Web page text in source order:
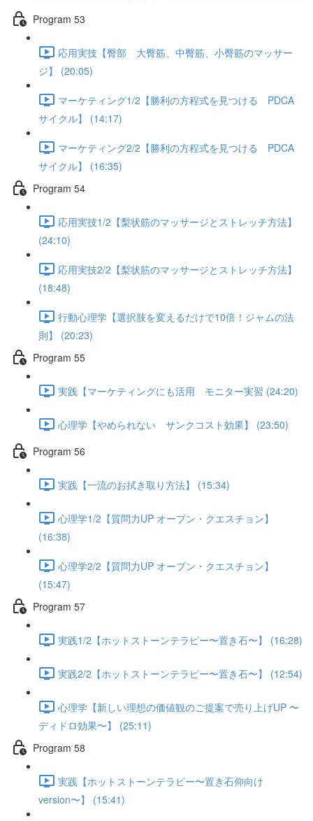
Program 53
応用実技【臀部 大臀筋、中臀筋、小臀筋のマッサー
ジ】 (20:05)
マーケティング1/2【勝利の方程式を見つける PDCA
サイクル】 (14:17)
マーケティング2/2【勝利の方程式を見つける PDCA
サイクル】 (16:35)
Program 54
応用実技1/2【梨状筋のマッサージとストレッチ方法】
(24:10)
応用実技2/2【梨状筋のマッサージとストレッチ方法】
(18:48)
行動心理学【選択肢を変えるだけで10倍！ジャムの法
則】 (20:23)
Program 55
実践【マーケティングにも活用 モニター実習 (24:20)
心理学【やめられない サンクコスト効果】 (23:50)
Program 56
実践【一流のお拭き取り方法】 (15:34)
心理学1/2【質問力UP オープン・クエスチョン】
(16:38)
心理学2/2【質問力UP オープン・クエスチョン】
(15:47)
Program 57
実践1/2【ホットストーンテラピー〜置き石〜】 (16:28)
実践2/2【ホットストーンテラピー〜置き石〜】 (12:54)
心理学【新しい理想の価値観のご提案で売り上げUP 〜
ディドロ効果〜】 (25:11)
Program 58
実践【ホットストーンテラピー〜置き石仰向け
version〜】 (15:41)